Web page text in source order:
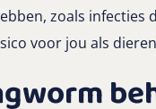
zoals
voor jou als